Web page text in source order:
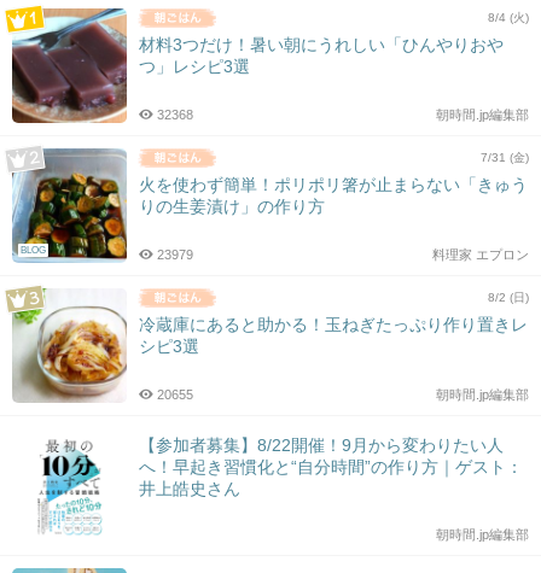
8/4 (火)
材料3つだけ！暑い朝にうれしい「ひんやりおや
つ」レシピ3選
朝時間.jp編集部
32368
BLOG
7/31 (金)
火を使わず簡単！ポリポリ箸が止まらない「きゅう
りの生姜漬け」の作り方
料理家 エプロン
23979
8/2 (日)
冷蔵庫にあると助かる！玉ねぎたっぷり作り置きレ
シピ3選
朝時間.jp編集部
20655
【参加者募集】8/22開催！9月から変わりたい人
へ！早起き習慣化と“自分時間”の作り方｜ゲスト：
井上皓史さん
朝時間.jp編集部